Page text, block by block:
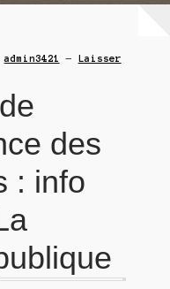
admin3421 — Laisser
des
: info